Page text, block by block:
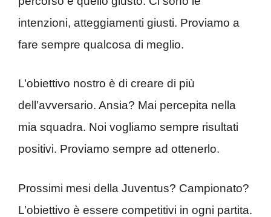
intenzioni, atteggiamenti giusti. Proviamo a
fare sempre qualcosa di meglio.
L’obiettivo nostro è di creare di più
dell’avversario. Ansia? Mai percepita nella
mia squadra. Noi vogliamo sempre risultati
positivi. Proviamo sempre ad ottenerlo.
Prossimi mesi della Juventus? Campionato?
L’obiettivo è essere competitivi in ogni partita.